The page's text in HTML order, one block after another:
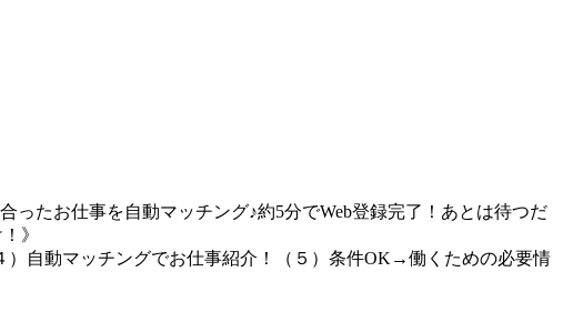
たお仕事を自動マッチング♪約5分でWeb登録完了！あとは待つだ
》
）自動マッチングでお仕事紹介！（５）条件OK→働くための必要情